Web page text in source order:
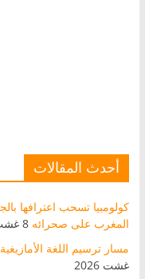
أحدث المقالات
كولومبيا تسحب اعترافها
المغرب على صحرائه 8 غشت 2026
مسار ترسيم اللغة
غشت 2026